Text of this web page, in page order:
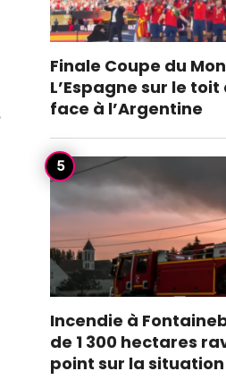
Finale Coupe du
L’Espagne sur le
face à l’Argentine
Incendie à
de 1 300 hectares
point sur la